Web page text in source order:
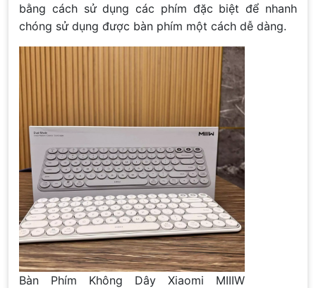
bằng cách sử dụng các phím đặc biệt để nhanh
chóng sử dụng được bàn phím một cách dễ dàng.
Bàn Phím Không Dây Xiaomi MIIIW